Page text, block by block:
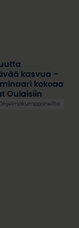
kasvua –
kokoaa
Oulaisiin